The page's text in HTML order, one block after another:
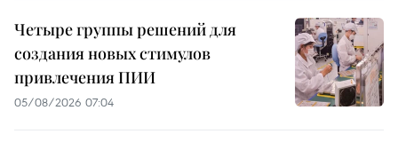
Четыре группы решений для
создания новых стимулов
привлечения ПИИ
05/08/2026 07:04